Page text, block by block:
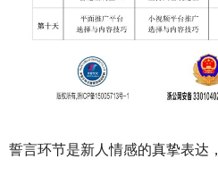
誓言环节是新人情感的真挚表达